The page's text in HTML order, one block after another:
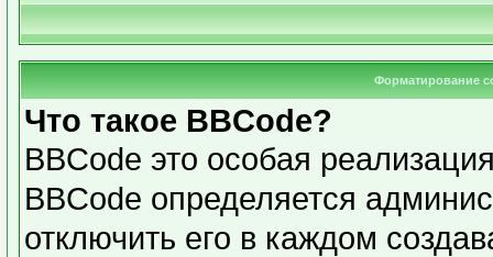
Форматирование
Что такое BBCode?
BBCode это особая
BBCode определяется
отключить его в каждом